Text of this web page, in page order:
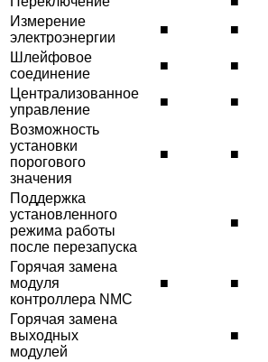
Измерение
электроэнергии
■ ■
Шлейфовое
соединение
■ ■
Централизованное
управление
■ ■
Возможность
установки
порогового
значения
■ ■
Поддержка
установленного
режима работы
после перезапуска
■
Горячая замена
модуля
контроллера NMC
■ ■
Горячая замена
выходных
модулей
■